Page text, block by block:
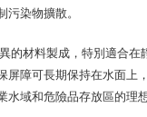
染物擴散。
的材料製成，特別適合在
屏障可長期保持在水面上
水域和危險品存放區的理想